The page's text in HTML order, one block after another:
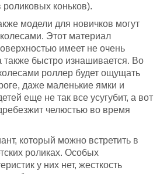
коньков).
модели для новичков могут
Этот материал
имеет не очень
быстро изнашивается. Во
роллер будет ощущать
даже маленькие ямки и
еще не так все усугубит, а вот
челюстью во время
который можно встретить в
роликах. Особых
у них нет, жесткость